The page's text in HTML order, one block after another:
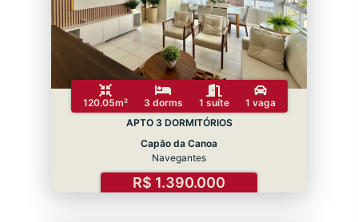
120.05m² 3 dorms 1 suíte
1 vaga
APTO 3 DORMITÓRIOS
Capão da Canoa
Navegantes
R$ 1.390.000